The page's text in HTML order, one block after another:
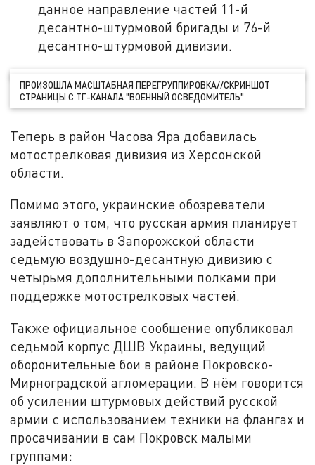
данное направление частей 11-й
десантно-штурмовой бригады и 76-й
десантно-штурмовой дивизии.
ПРОИЗОШЛА МАСШТАБНАЯ ПЕРЕГРУППИРОВКА//СКРИНШОТ
СТРАНИЦЫ С ТГ-КАНАЛА "ВОЕННЫЙ ОСВЕДОМИТЕЛЬ"
Теперь в район Часова Яра добавилась
мотострелковая дивизия из Херсонской
области.
Помимо этого, украинские обозреватели
заявляют о том, что русская армия планирует
задействовать в Запорожской области
седьмую воздушно-десантную дивизию с
четырьмя дополнительными полками при
поддержке мотострелковых частей.
Также официальное сообщение опубликовал
седьмой корпус ДШВ Украины, ведущий
оборонительные бои в районе Покровско-
Мирноградской агломерации. В нём говорится
об усилении штурмовых действий русской
армии с использованием техники на флангах и
просачивании в сам Покровск малыми
группами: